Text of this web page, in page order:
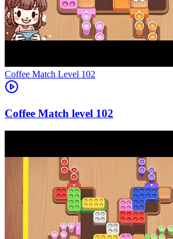
Level 102
102